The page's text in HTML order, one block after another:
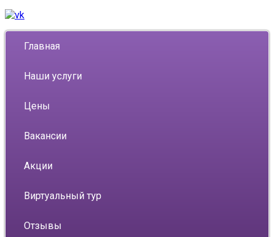
Главная
Наши услуги
Цены
Вакансии
Акции
Виртуальный тур
Отзывы